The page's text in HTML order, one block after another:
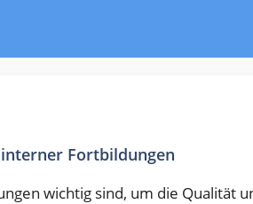
Fortbildungen
wichtig sind, um die Qualität